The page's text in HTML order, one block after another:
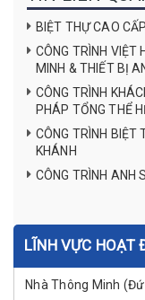
BIỆT THỰ CAO
CÔNG TRÌNH VIỆT
MINH & THIẾT BỊ
CÔNG TRÌNH
PHÁP TỔNG THỂ
CÔNG TRÌNH BIỆT
KHÁNH
CÔNG TRÌNH ANH
LĨNH VỰC HOẠT
Nhà Thông Minh